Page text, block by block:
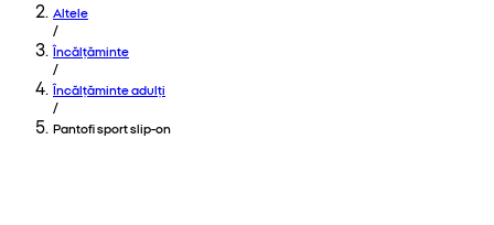
Altele
/
Încălțăminte
/
Încălțăminte adulți
/
Pantofi sport slip-on